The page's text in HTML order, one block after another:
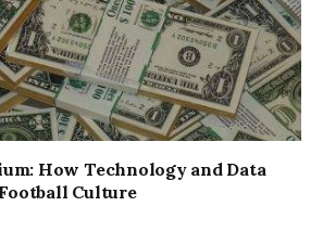
How Technology and Data
Culture